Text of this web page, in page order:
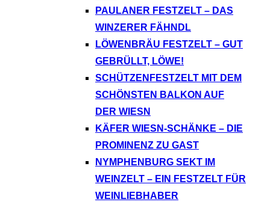
PAULANER FESTZELT – DAS
WINZERER FÄHNDL
LÖWENBRÄU FESTZELT – GUT
GEBRÜLLT, LÖWE!
SCHÜTZENFESTZELT MIT DEM
SCHÖNSTEN BALKON AUF
DER WIESN
KÄFER WIESN-SCHÄNKE – DIE
PROMINENZ ZU GAST
NYMPHENBURG SEKT IM
WEINZELT – EIN FESTZELT FÜR
WEINLIEBHABER